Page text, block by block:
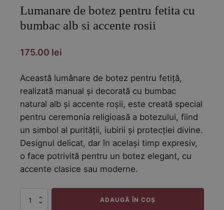
Lumanare de botez pentru fetita cu
bumbac alb si accente rosii
175.00 lei
Această lumânare de botez pentru fetiță,
realizată manual și decorată cu bumbac
natural alb și accente roșii, este creată special
pentru ceremonia religioasă a botezului, fiind
un simbol al purității, iubirii și protecției divine.
Designul delicat, dar în același timp expresiv,
o face potrivită pentru un botez elegant, cu
accente clasice sau moderne.
Cantitate
Lumanare
ADAUGĂ ÎN COȘ